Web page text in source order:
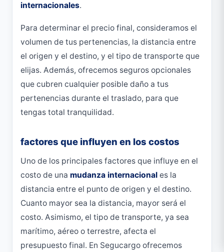
internacionales.
Para determinar el precio final, consideramos el
volumen de tus pertenencias, la distancia entre
el origen y el destino, y el tipo de transporte que
elijas. Además, ofrecemos seguros opcionales
que cubren cualquier posible daño a tus
pertenencias durante el traslado, para que
tengas total tranquilidad.
factores que influyen en los costos
Uno de los principales factores que influye en el
costo de una mudanza internacional es la
distancia entre el punto de origen y el destino.
Cuanto mayor sea la distancia, mayor será el
costo. Asimismo, el tipo de transporte, ya sea
marítimo, aéreo o terrestre, afecta el
presupuesto final. En Segucargo ofrecemos